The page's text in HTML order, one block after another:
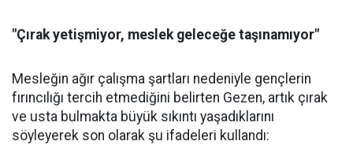
"Çırak yetişmiyor, meslek geleceğe taşınamıyor"
Mesleğin ağır çalışma şartları nedeniyle gençlerin
fırıncılığı tercih etmediğini belirten Gezen, artık çırak
ve usta bulmakta büyük sıkıntı yaşadıklarını
söyleyerek son olarak şu ifadeleri kullandı: